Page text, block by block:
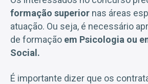
formação superior nas áreas
atuação. Ou seja, é necessário
de formação em Psicologia ou
Social.
É importante dizer que os